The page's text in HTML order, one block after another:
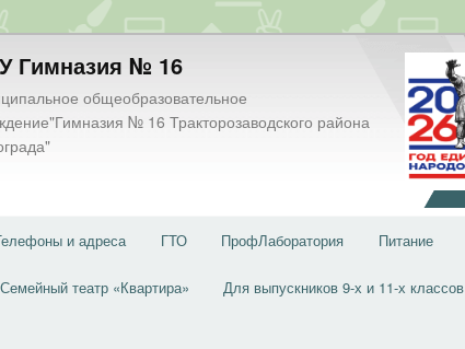
Гимназия № 16
общеобразовательное
№ 16 Тракторозаводского района
и адреса ГТО ПрофЛаборатория Питание
Семейный театр «Квартира» Для выпускников 9-х и 11-х классов